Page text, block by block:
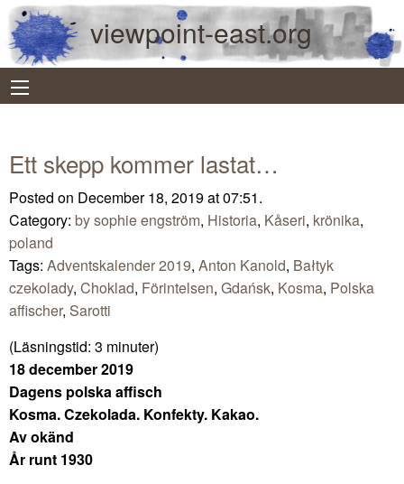
viewpoint-east.org
Ett skepp kommer lastat…
Posted on December 18, 2019 at 07:51.
Category: by sophie engström, Historia, Kåseri, krönika,
poland
Tags: Adventskalender 2019, Anton Kanold, Bałtyk
czekolady, Choklad, Förintelsen, Gdańsk, Kosma, Polska
affischer, Sarotti
(Läsningstid: 3 minuter)
18 december 2019
Dagens polska affisch
Kosma. Czekolada. Konfekty. Kakao.
Av okänd
År runt 1930